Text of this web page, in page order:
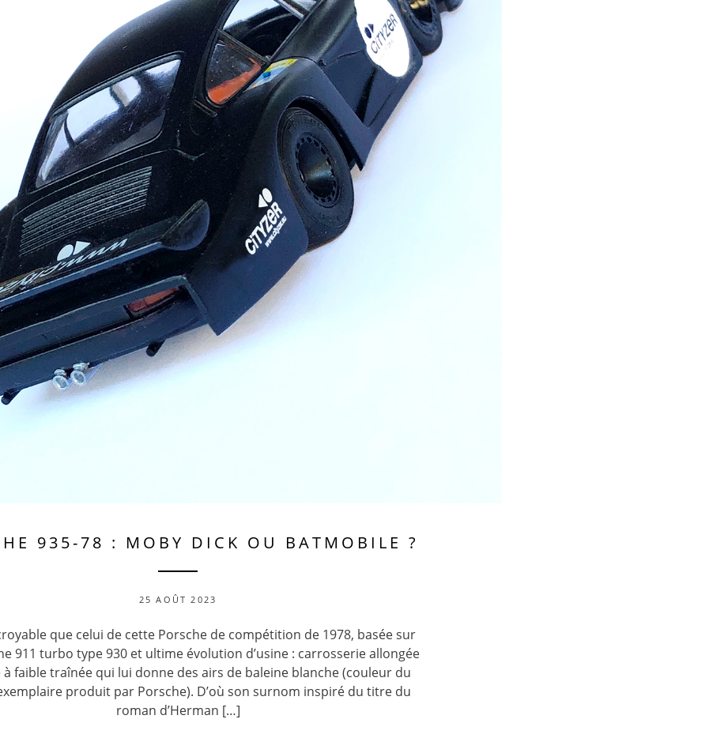
935-78 : MOBY DICK OU BATMOBILE ?
25 AOÛT 2023
que celui de cette Porsche de compétition de 1978, basée sur
911 turbo type 930 et ultime évolution d’usine : carrosserie allongée
à faible traînée qui lui donne des airs de baleine blanche (couleur du
produit par Porsche). D’où son surnom inspiré du titre du
roman d’Herman […]